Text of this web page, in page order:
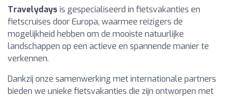
Travelydays is gespecialiseerd in fietsvakanties en
fietscruises door Europa, waarmee reizigers de
mogelijkheid hebben om de mooiste natuurlijke
landschappen op een actieve en spannende manier te
verkennen.
Dankzij onze samenwerking met internationale partners
bieden we unieke fietsvakanties die zijn ontworpen met